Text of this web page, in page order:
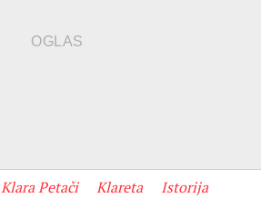
Klara Petači Klareta
Istorija